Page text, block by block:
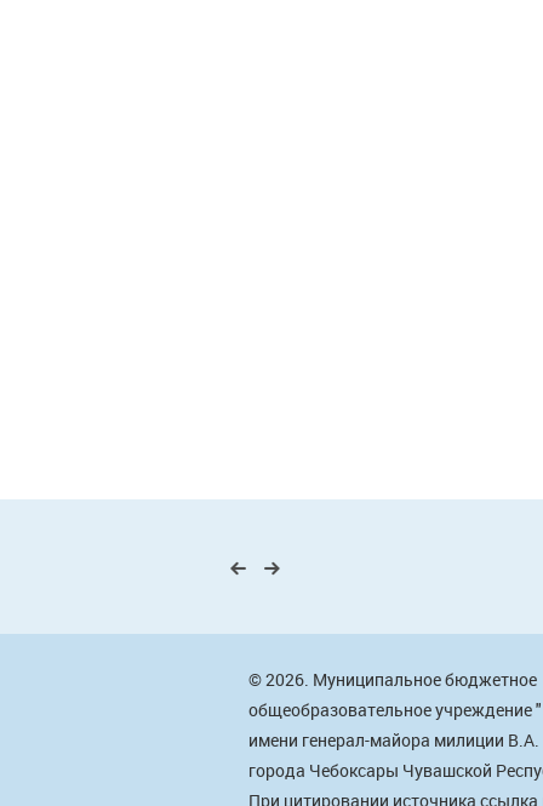
© 2026. Муниципальное бюджетное
общеобразовательное учреждение
имени генерал-майора милиции
города Чебоксары Чувашской
При цитировании источника